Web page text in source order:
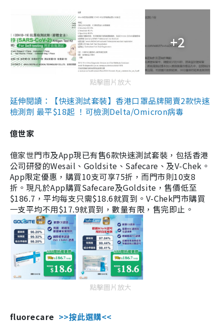
+2
點擊圖片放大
延伸閱讀：【快速測試套裝】香港口罩品牌開賣2款快速
檢測劑 最平$18起 ！可檢測Delta/Omicron病毒
億世家
億家世門市及App現已有售6款快速測試套裝，包括香港
公司研發的Wesail、Goldsite、Safecare、及V-Chek。
App限定優惠，購買10支可享75折，而門市則10支8
折。現凡於App購買Safecare及Goldsite，售價低至
$186.7，平均每支只需$18.6就買到。V-Chek門市購買
一支平均不用$17.9就買到，數量有限，售完即止。
點擊圖片放大
fluorecare >>按此選購<<